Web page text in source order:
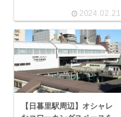
2024.02.21
【日暮里駅周辺】オシャレ